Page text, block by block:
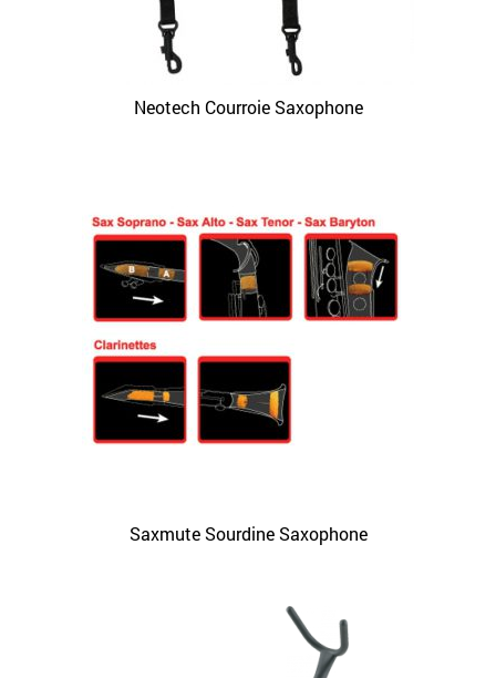
Neotech Courroie Saxophone
Saxmute Sourdine Saxophone